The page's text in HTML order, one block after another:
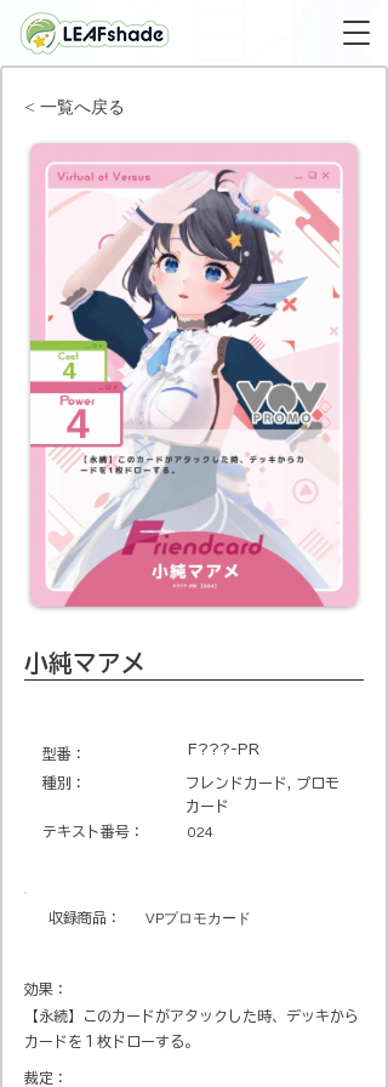
小純マアメ
​型番​： F???-PR
種別：
フレンドカード, プロモ
カード
テキスト番号​：
024
収録商品​： VPプロモカード
効果：
【永続】このカードがアタックした時、デッキから
カードを１枚ドローする。
裁定：
< 一覧へ戻る